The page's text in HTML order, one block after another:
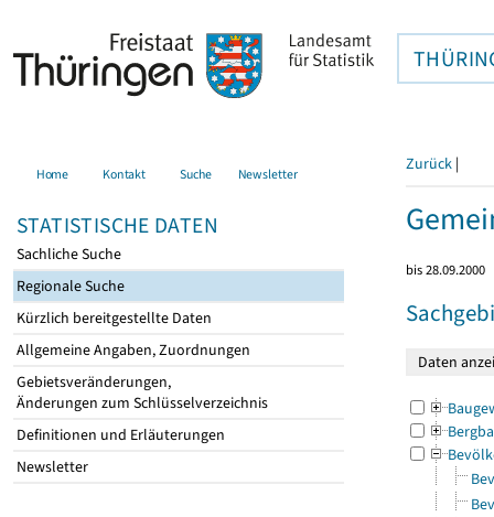
Home Kontakt Suche Newsletter
STATISTISCHE DATEN
Sachliche Suche
Regionale Suche
Kürzlich bereitgestellte Daten
Allgemeine Angaben, Zuordnungen
Gebietsveränderungen,
Änderungen zum Schlüsselverzeichnis
Definitionen und Erläuterungen
Newsletter
Zurück |
bis 28.09.2000